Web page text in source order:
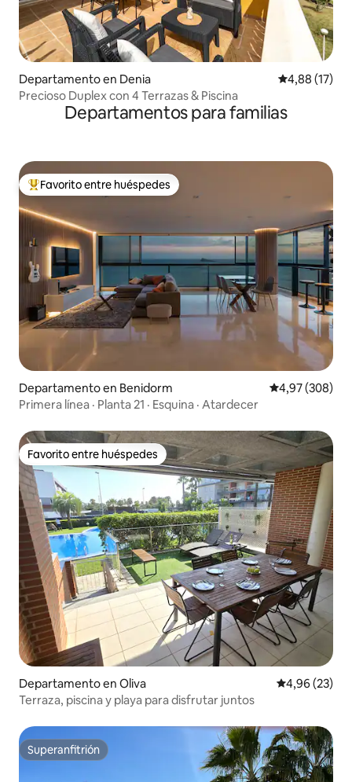
Departamento en Denia Calificación
4,88 (17)
Precioso Duplex con 4 Terrazas & Piscina
Departamentos para familias
Favorito entre los huéspedes más destacados
Favorito entre huéspedes
Departamento en Benidorm Calificación
4,97 (308)
Primera línea · Planta 21 · Esquina · Atardecer
Favorito entre huéspedes
Favorito entre huéspedes
Departamento en Oliva Calificación
4,96 (23)
Terraza, piscina y playa para disfrutar juntos
Superanfitrión
Superanfitrión